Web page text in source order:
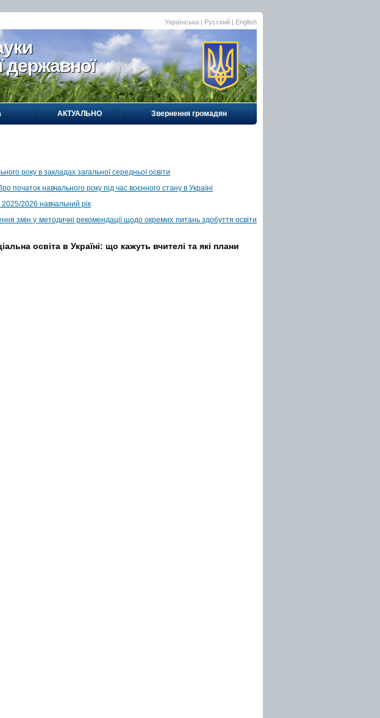
Українська | Русский | English
державної
АКТУАЛЬНО Звернення громадян
року в закладах загальної середньої освіти
навчального року під час воєнного стану в Україні
2026 навчальний рік
змін у методичні рекомендації щодо окремих питань здобуття освіти
освіта в Україні: що кажуть вчителі та які плани